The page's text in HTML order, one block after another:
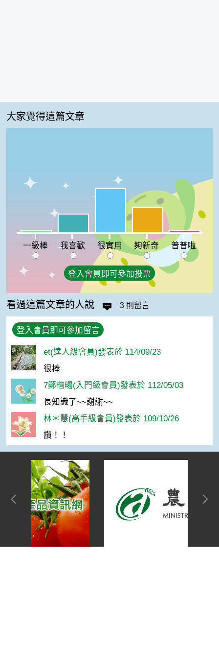
大家覺得這篇文章
一級棒:3%
我喜歡:20%
很實用:47%
夠新奇:27%
普普啦:3%
一級棒
我喜歡 很實用 夠新奇 普普啦
登入會員即可參加投票
看過這篇文章的人說 3 則留言
登入會員即可參加留言
et(達人級會員)發表於 114/09/23
很棒
7鄭楷暘(入門級會員)發表於 112/05/03
長知識了~~謝謝~~
林＊慧(高手級會員)發表於 109/10/26
讚！！